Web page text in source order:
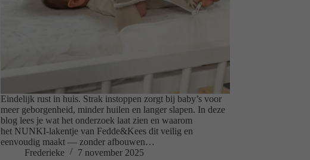
Eindelijk rust in huis. Strak instoppen zorgt bij baby’s voor
meer geborgenheid, minder huilen en langer slapen. In deze
blog lees je wat het onderzoek laat zien en waarom
het NUNKI-lakentje van Fedde&Kees dit veilig en
eenvoudig maakt — zonder afbouwen…
Frederieke
7 november 2025